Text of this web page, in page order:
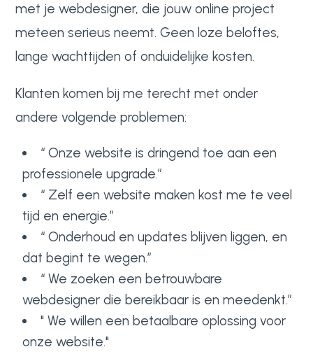
met je webdesigner, die jouw online project
meteen serieus neemt. Geen loze beloftes,
lange wachttijden of onduidelijke kosten.
Klanten komen bij me terecht met onder
andere volgende problemen:
“ Onze website is dringend toe aan een
professionele upgrade.”
“ Zelf een website maken kost me te veel
tijd en energie.”
“ Onderhoud en updates blijven liggen, en
dat begint te wegen.”
“ We zoeken een betrouwbare
webdesigner die bereikbaar is en meedenkt.”
" We willen een betaalbare oplossing voor
onze website."